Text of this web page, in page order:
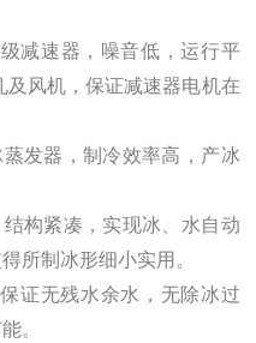
减速器，噪音低，运行平
风机，保证减速器电机在
发器，制冷效率高，产冰
构紧凑，实现冰、水自动
所制冰形细小实用。
证无残水余水，无除冰过
。